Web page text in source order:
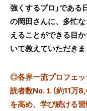
強くするプロ」であ
の岡田さんに、多忙
えることができる目
いて教えていただきま
◎各界一流プロフェ
読者数No.１（約11万
を高め、学び続ける習